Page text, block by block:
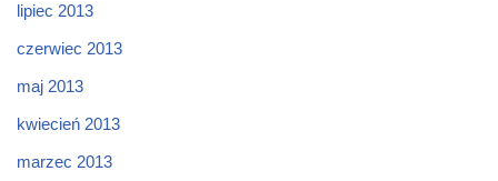
lipiec 2013
czerwiec 2013
maj 2013
kwiecień 2013
marzec 2013